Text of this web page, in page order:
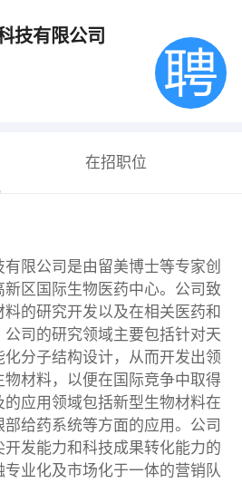
技有限公司
在招职位
限公司是由留美博士等专家创
区国际生物医药中心。公司致
的研究开发以及在相关医药和
司的研究领域主要包括针对天
分子结构设计，从而开发出领
材料，以便在国际竞争中取得
应用领域包括新型生物材料在
给药系统等方面的应用。公司
发能力和科技成果转化能力的
业化及市场化于一体的营销队